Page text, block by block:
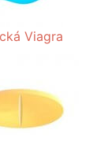
Viagra